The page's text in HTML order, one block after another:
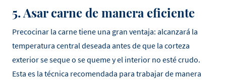
5. Asar carne de manera eficiente
Precocinar la carne tiene una gran ventaja: alcanzará la
temperatura central deseada antes de que la corteza
exterior se seque o se queme y el interior no esté crudo.
Esta es la técnica recomendada para trabajar de manera